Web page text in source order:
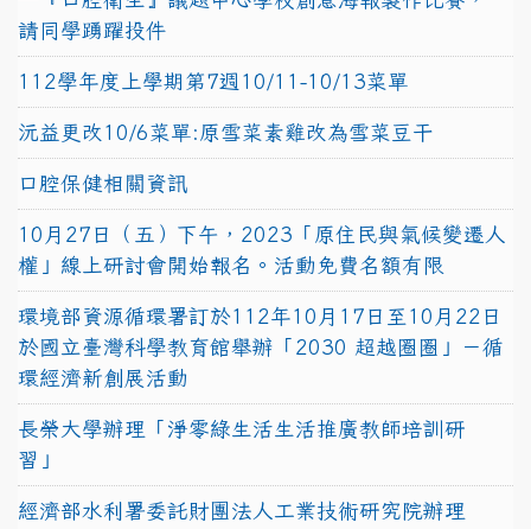
請同學踴躍投件
112學年度上學期第7週10/11-10/13菜單
沅益更改10/6菜單:原雪菜素雞改為雪菜豆干
口腔保健相關資訊
10月27日（五）下午，2023「原住民與氣候變遷人
權」線上研討會開始報名。活動免費名額有限
環境部資源循環署訂於112年10月17日至10月22日
於國立臺灣科學教育館舉辦「2030 超越圈圈」－循
環經濟新創展活動
長榮大學辦理「淨零綠生活生活推廣教師培訓研
習」
經濟部水利署委託財團法人工業技術研究院辦理